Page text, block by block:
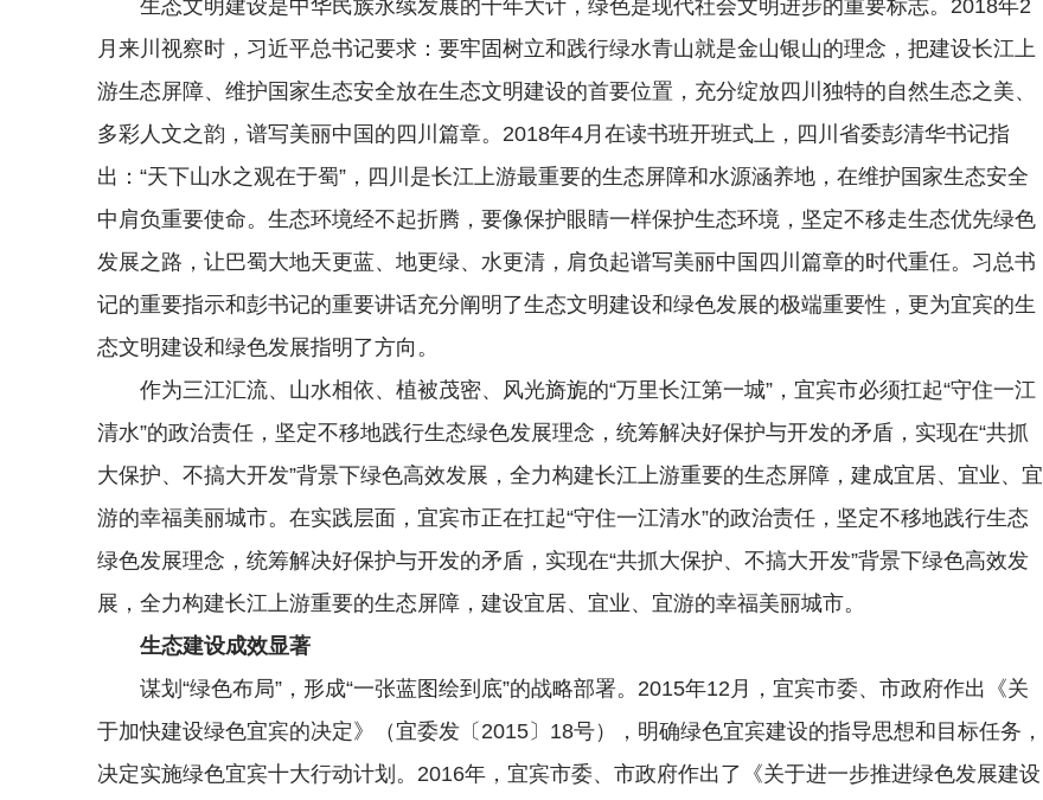
生态文明建设是中华民族永续发展的千年大计，绿色是现代社会文明进步的重要标志。2018年2
月来川视察时，习近平总书记要求：要牢固树立和践行绿水青山就是金山银山的理念，把建设长江上
游生态屏障、维护国家生态安全放在生态文明建设的首要位置，充分绽放四川独特的自然生态之美、
多彩人文之韵，谱写美丽中国的四川篇章。2018年4月在读书班开班式上，四川省委彭清华书记指
出：“天下山水之观在于蜀”，四川是长江上游最重要的生态屏障和水源涵养地，在维护国家生态安全
中肩负重要使命。生态环境经不起折腾，要像保护眼睛一样保护生态环境，坚定不移走生态优先绿色
发展之路，让巴蜀大地天更蓝、地更绿、水更清，肩负起谱写美丽中国四川篇章的时代重任。习总书
记的重要指示和彭书记的重要讲话充分阐明了生态文明建设和绿色发展的极端重要性，更为宜宾的生
态文明建设和绿色发展指明了方向。
作为三江汇流、山水相依、植被茂密、风光旖旎的“万里长江第一城”，宜宾市必须扛起“守住一江
清水”的政治责任，坚定不移地践行生态绿色发展理念，统筹解决好保护与开发的矛盾，实现在“共抓
大保护、不搞大开发”背景下绿色高效发展，全力构建长江上游重要的生态屏障，建成宜居、宜业、宜
游的幸福美丽城市。在实践层面，宜宾市正在扛起“守住一江清水”的政治责任，坚定不移地践行生态
绿色发展理念，统筹解决好保护与开发的矛盾，实现在“共抓大保护、不搞大开发”背景下绿色高效发
展，全力构建长江上游重要的生态屏障，建设宜居、宜业、宜游的幸福美丽城市。
生态建设成效显著
谋划“绿色布局”，形成“一张蓝图绘到底”的战略部署。2015年12月，宜宾市委、市政府作出《关
于加快建设绿色宜宾的决定》（宜委发〔2015〕18号），明确绿色宜宾建设的指导思想和目标任务，
决定实施绿色宜宾十大行动计划。2016年，宜宾市委、市政府作出了《关于进一步推进绿色发展建设